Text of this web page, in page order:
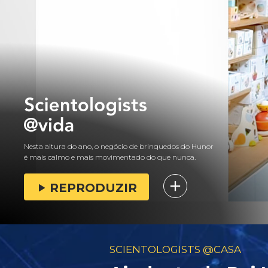
Nesta altura do ano, o negócio de brinquedos do Hunor
é mais calmo e mais movimentado do que nunca.
REPRODUZIR
SCIENTOLOGISTS @CASA